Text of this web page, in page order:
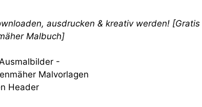
ausdrucken & kreativ werden! [Gratis
Malbuch]